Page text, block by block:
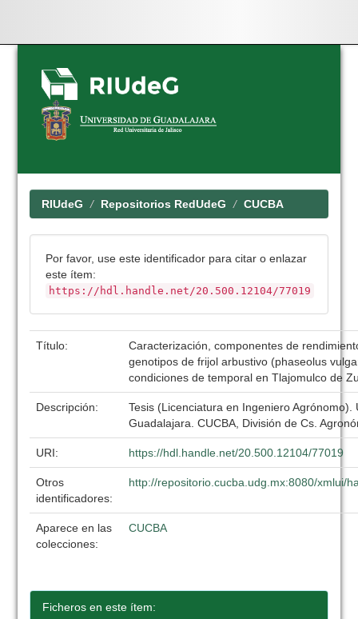
Skip
navigation
RIUdeG Repositorios RedUdeG CUCBA
Por favor, use este identificador para citar o enlazar
este ítem:
https://hdl.handle.net/20.500.12104/77019
Título:
Caracterización, componentes de
genotipos de frijol arbustivo (phaseolus
condiciones de temporal en Tlajomulco de
Descripción:
Tesis (Licenciatura en Ingeniero Agrónomo).
Guadalajara. CUCBA, División de Cs.
URI: https://hdl.handle.net/20.500.12104/77019
Otros
identificadores:
http://repositorio.cucba.udg.mx:8080/xmlui/
Aparece en las
colecciones:
CUCBA
Ficheros en este ítem: